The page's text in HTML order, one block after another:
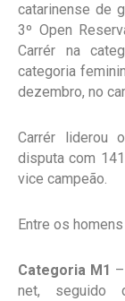
catarinense de
3º Open
Carrér na
categoria
dezembro, no
Carrér liderou
disputa com
vice campeão.
Entre os
Categoria M1
net, seguido